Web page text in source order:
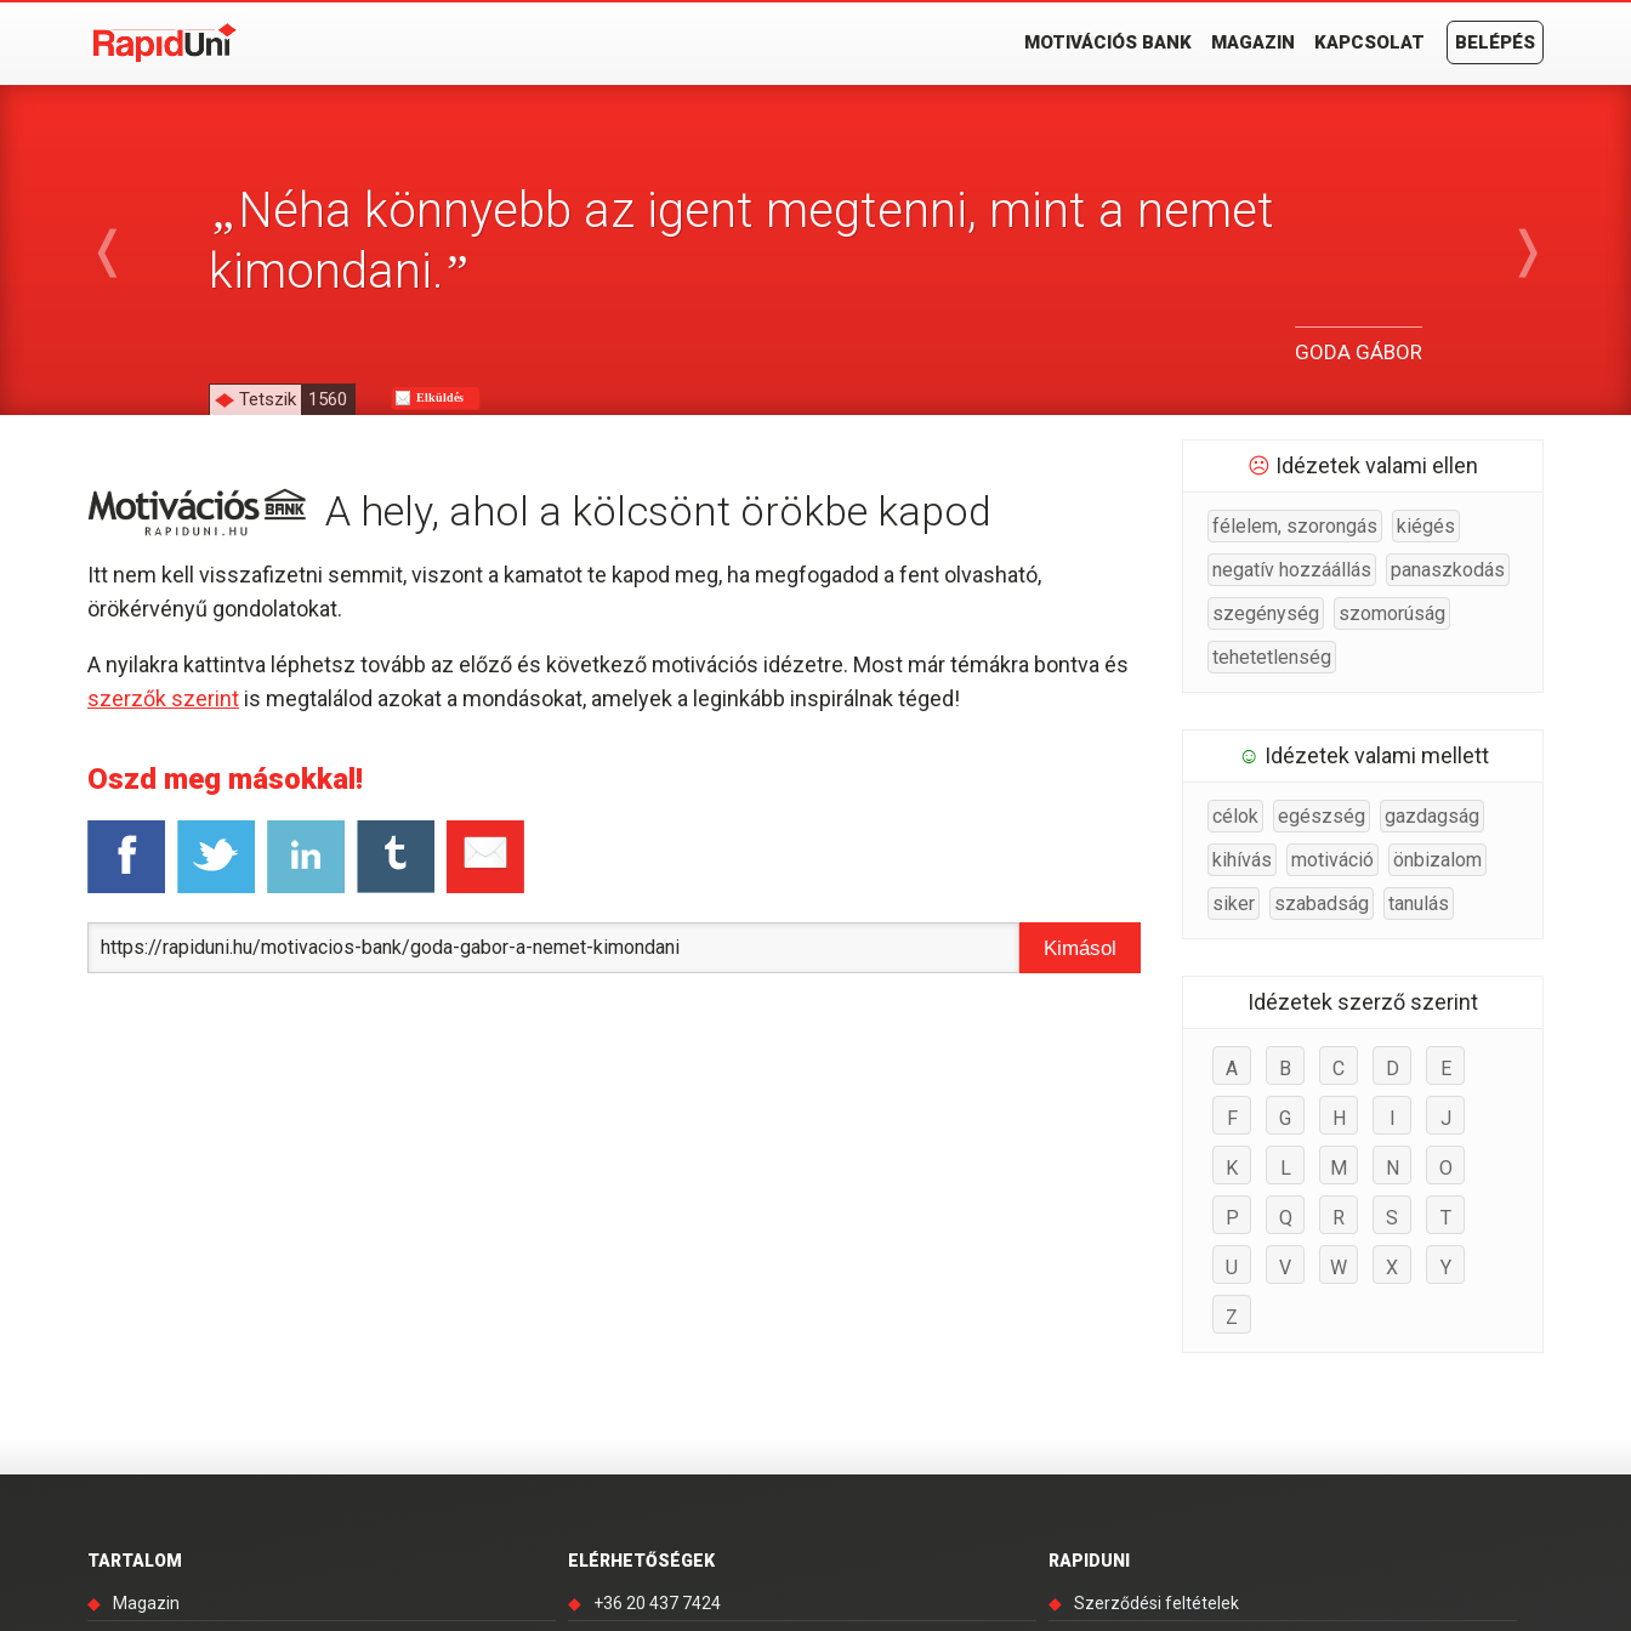
MOTIVÁCIÓS BANK MAGAZIN KAPCSOLAT BELÉPÉS
❬
„Néha könnyebb az igent megtenni, mint a nemet
kimondani.”
GODA GÁBOR
❭
Tetszik 1560 Elküldés
A hely, ahol a kölcsönt örökbe kapod
Itt nem kell visszafizetni semmit, viszont a kamatot te kapod meg, ha megfogadod a fent olvasható,
örökérvényű gondolatokat.
A nyilakra kattintva léphetsz tovább az előző és következő motivációs idézetre. Most már témákra bontva és
szerzők szerint is megtalálod azokat a mondásokat, amelyek a leginkább inspirálnak téged!
Oszd meg másokkal!
Kimásol
☹ Idézetek valami ellen
félelem, szorongás
kiégés
negatív hozzáállás
panaszkodás
szegénység
szomorúság
tehetetlenség
☺ Idézetek valami mellett
célok egészség
gazdagság
kihívás
motiváció
önbizalom
siker
szabadság tanulás
Idézetek szerző szerint
A B C D E
F G H I J
K L M N O
P Q R S T
U V W X Y
Z
TARTALOM
◆
Magazin
ELÉRHETŐSÉGEK
◆
+36 20 437 7424
RAPIDUNI
◆
Szerződési feltételek